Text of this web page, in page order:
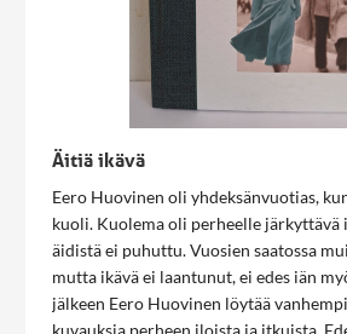
Äitiä ikävä
Eero Huovinen oli yhdeksänvuotias,
kuoli. Kuolema oli perheelle järkyttävä
äidistä ei puhuttu. Vuosien saatossa
mutta ikävä ei laantunut, ei edes iän
jälkeen Eero Huovinen löytää
kuvauksia perheen iloista ja itkuista.